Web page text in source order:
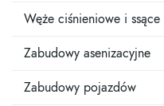
Węże ciśnieniowe i ssące
Zabudowy asenizacyjne
Zabudowy pojazdów